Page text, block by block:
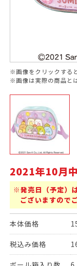
※画像をクリックする
※画像は実際の商品と
2021年10月
※発売日（予定）
ございますので
本体価格
税込み価格